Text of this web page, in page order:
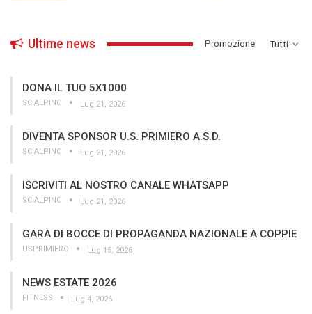
Tutti
Ultime news ­Promozione
DONA IL TUO 5X1000
SCIALPINO Lug 21, 2026
DIVENTA SPONSOR U.S. PRIMIERO A.S.D.
SCIALPINO Lug 21, 2026
ISCRIVITI AL NOSTRO CANALE WHATSAPP
SCIALPINO Lug 21, 2026
GARA DI BOCCE DI PROPAGANDA NAZIONALE A COPPIE
USPRIMIERO Lug 15, 2026
NEWS ESTATE 2026
FITNESS Lug 4, 2026